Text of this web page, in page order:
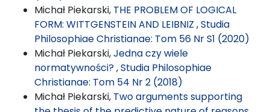
Michał Piekarski, THE PROBLEM OF LOGICAL
FORM: WITTGENSTEIN AND LEIBNIZ ,Studia
Philosophiae Christianae: Tom 56 Nr S1 (2020)
Michał Piekarski,Jedna czy wiele
normatywności?,Studia Philosophiae
Christianae: Tom 54 Nr 2 (2018)
Michał Piekarski, Two arguments supporting